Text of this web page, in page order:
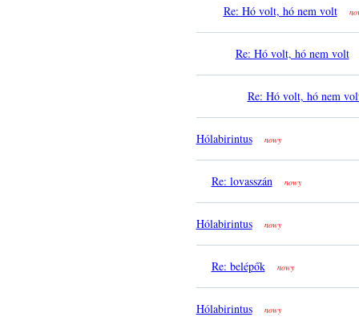
Re: Hó volt, hó nem volt
Re: Hó volt, hó nem volt
Re: Hó volt, hó nem
Hólabirintus nowy
Re: lovasszán nowy
Hólabirintus nowy
Re: belépők nowy
Hólabirintus nowy